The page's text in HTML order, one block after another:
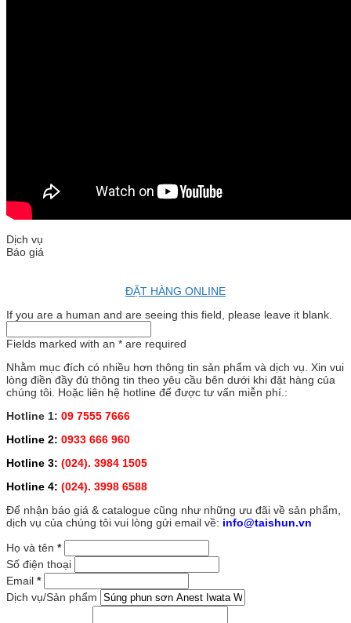
Dịch vụ
Báo giá
ĐẶT HÀNG ONLINE
If you are a human and are seeing this field, please leave it blank.
Fields marked with an * are required
Nhằm mục đích có nhiều hơn thông tin sản phẩm và dịch vụ. Xin vui
lòng điền đầy đủ thông tin theo yêu cầu bên dưới khi đặt hàng của
chúng tôi. Hoặc liên hệ hotline để được tư vấn miễn phí.:
Hotline 1: 09 7555 7666
Hotline 2: 0933 666 960
Hotline 3: (024). 3984 1505
Hotline 4: (024). 3998 6588
Để nhận báo giá & catalogue cũng như những ưu đãi về sản phẩm,
dịch vụ của chúng tôi vui lòng gửi email về: info@taishun.vn
Họ và tên *
Số điện thoại
Email *
Dịch vụ/Sản phẩm